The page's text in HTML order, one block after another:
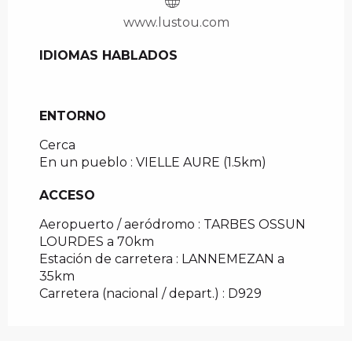
www.lustou.com
IDIOMAS HABLADOS
IDIOMAS HABLADOS
ENTORNO
ENTORNO
Cerca
En un pueblo : VIELLE AURE (1.5km)
ACCESO
ACCESO
Aeropuerto / aeródromo : TARBES OSSUN
LOURDES a 70km
Estación de carretera : LANNEMEZAN a
35km
Carretera (nacional / depart.) : D929